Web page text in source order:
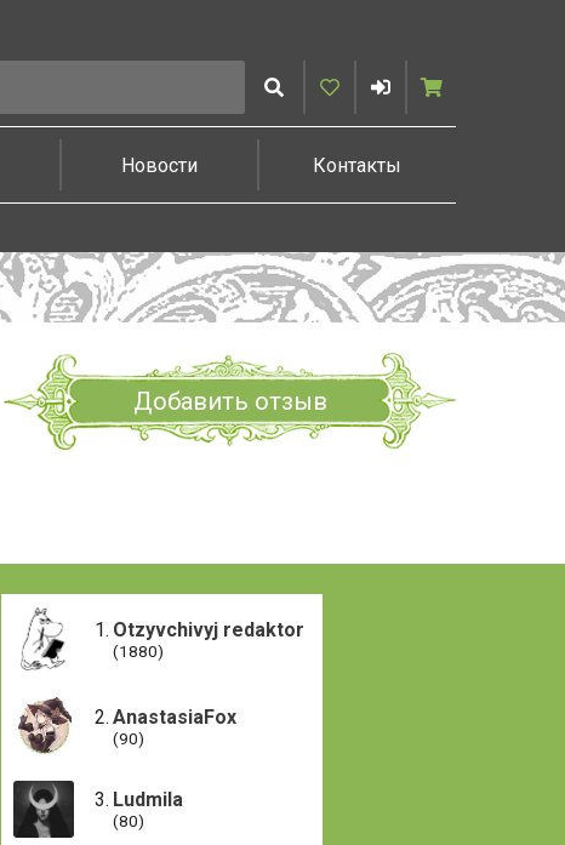
ИскатьИзбранное
ВойтиКорзина
Новости Контакты
Добавить отзыв
Otzyvchivyj redaktor
(1880)
AnastasiaFox
(90)
Ludmila
(80)